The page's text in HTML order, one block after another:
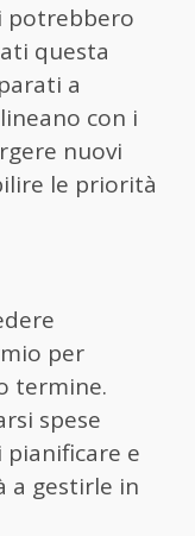
potrebbero
questa
a
con i
nuovi
le priorità
per
termine.
spese
e
a gestirle in